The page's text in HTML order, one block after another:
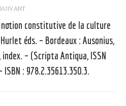
SUIVANT
Article
suivant
:
notion constitutive de la culture
éds. – Bordeaux : Ausonius,
– (Scripta Antiqua, ISSN
ISBN : 978.2.35613.350.3.